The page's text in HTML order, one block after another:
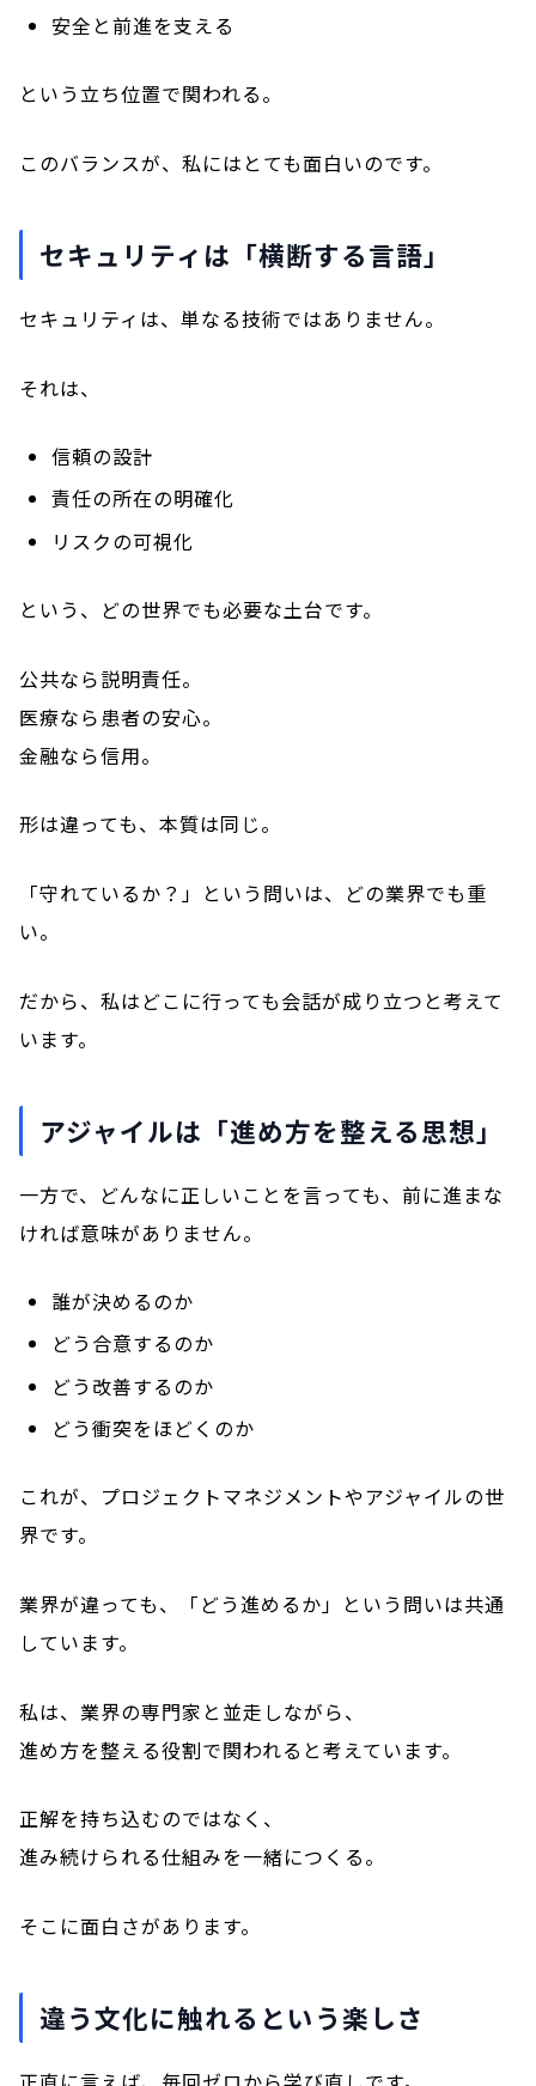
安全と前進を支える
という立ち位置で関われる。
このバランスが、私にはとても面白いのです。
セキュリティは「横断する言語」
セキュリティは、単なる技術ではありません。
それは、
信頼の設計
責任の所在の明確化
リスクの可視化
という、どの世界でも必要な土台です。
公共なら説明責任。
医療なら患者の安心。
金融なら信用。
形は違っても、本質は同じ。
「守れているか？」という問いは、どの業界でも重
い。
だから、私はどこに行っても会話が成り立つと考えて
います。
アジャイルは「進め方を整える思想」
一方で、どんなに正しいことを言っても、前に進まな
ければ意味がありません。
誰が決めるのか
どう合意するのか
どう改善するのか
どう衝突をほどくのか
これが、プロジェクトマネジメントやアジャイルの世
界です。
業界が違っても、「どう進めるか」という問いは共通
しています。
私は、業界の専門家と並走しながら、
進め方を整える役割で関われると考えています。
正解を持ち込むのではなく、
進み続けられる仕組みを一緒につくる。
そこに面白さがあります。
違う文化に触れるという楽しさ